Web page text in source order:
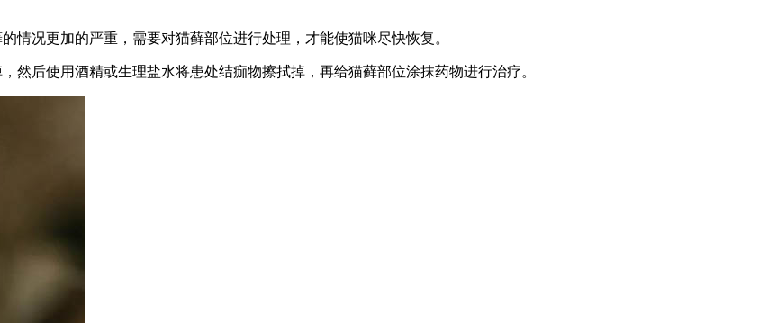
情况更加的严重，需要对猫藓部位进行处理，才能使猫咪尽快恢复。
然后使用酒精或生理盐水将患处结痂物擦拭掉，再给猫藓部位涂抹药物进行治疗。